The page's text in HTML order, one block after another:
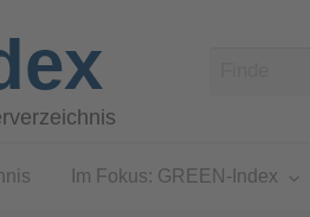
Im Fokus: GREEN-Index